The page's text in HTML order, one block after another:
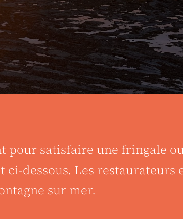
pour satisfaire une fringale
dessous. Les restaurateurs
sur mer.